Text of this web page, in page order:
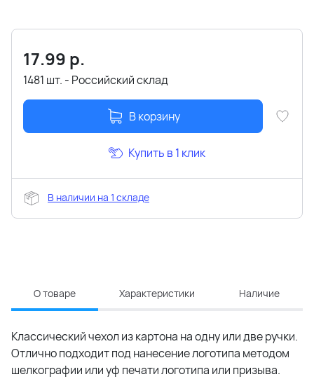
17.99 р.
1481 шт. - Российский склад
В корзину
Купить в 1 клик
В наличии на 1 складе
О товаре Характеристики Наличие
Классический чехол из картона на одну или две ручки.
Отлично подходит под нанесение логотипа методом
шелкографии или уф печати логотипа или призыва.